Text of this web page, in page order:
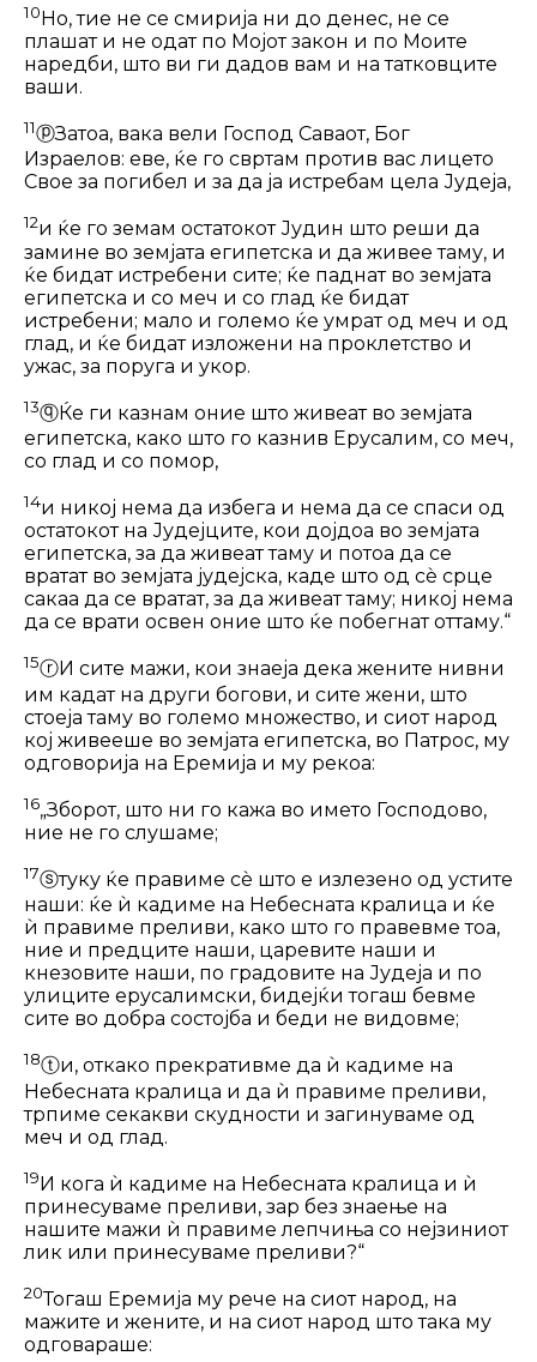
10Но, тие не се смирија ни до денес, не се
плашат и не одат по Мојот закон и по Моите
наредби, што ви ги дадов вам и на татковците
ваши.
11ⓟЗатоа, вака вели Господ Саваот, Бог
Израелов: еве, ќе го свртам против вас лицето
Свое за погибел и за да ја истребам цела Јудеја,
12и ќе го земам остатокот Јудин што реши да
замине во земјата египетска и да живее таму, и
ќе бидат истребени сите; ќе паднат во земјата
египетска и со меч и со глад ќе бидат
истребени; мало и големо ќе умрат од меч и од
глад, и ќе бидат изложени на проклетство и
ужас, за поруга и укор.
13ⓠЌе ги казнам оние што живеат во земјата
египетска, како што го казнив Ерусалим, со меч,
со глад и со помор,
14и никој нема да избега и нема да се спаси од
остатокот на Јудејците, кои дојдоа во земјата
египетска, за да жи­веат таму и потоа да се
вратат во земјата јудејска, каде што од сѐ срце
сакаа да се вратат, за да живеат таму; никој нема
да се врати освен оние што ќе побегнат оттаму.“
15ⓡИ сите мажи, кои знаеја дека же­ните нивни
им кадат на други богови, и сите жени, што
стоеја таму во големо множество, и сиот народ
кој живееше во земјата египетска, во Патрос, му
одговорија на Еремија и му рекоа:
16„Зборот, што ни го кажа во името Господово,
ние не го слушаме;
17ⓢтуку ќе правиме сѐ што е излезено од устите
наши: ќе ѝ кадиме на Небес­ната кралица и ќе
ѝ правиме преливи, како што го правевме тоа,
ние и предците наши, царевите наши и
кнезовите наши, по градовите на Јудеја и по
ули­ците ерусалимски, бидејќи тогаш бевме
сите во добра состојба и беди не видов­ме;
18ⓣи, откако прекративме да ѝ кадиме на
Небесната кралица и да ѝ правиме преливи,
трпиме секакви скудности и загинуваме од
меч и од глад.
19И кога ѝ кадиме на Небесната кра­лица и ѝ
принесуваме преливи, зар без знаење на
нашите мажи ѝ правиме лепчиња со нејзиниот
лик или принесуваме преливи?“
20Тогаш Еремија му рече на сиот народ, на
мажите и жените, и на сиот народ што така му
одговараше: